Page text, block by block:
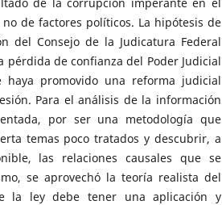
de factores políticos. La hipótesis de
del Consejo de la Judicatura Federal
de confianza del Poder Judicial
promovido una reforma judicial
Para el análisis de la información
por ser una metodología que
temas poco tratados y descubrir, a
las relaciones causales que se
se aprovechó la teoría realista del
la ley debe tener una aplicación y